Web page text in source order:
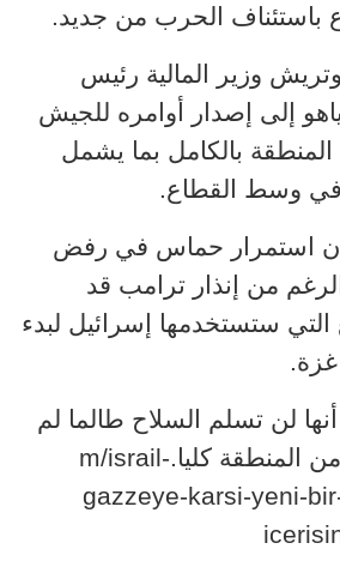
باستئناف الحرب من جديد.
وزير المالية رئيس
إلى إصدار أوامره للجيش
المنطقة بالكامل بما يشمل
في وسط القطاع.
استمرار حماس في رفض
من إنذار ترامب قد
التي ستستخدمها إسرائيل لبدء
لن تسلم السلاح طالما لم
المنطقة كليا.m/israil-
gazzeye-karsi-yeni-